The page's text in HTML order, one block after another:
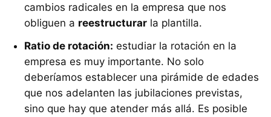
cambios radicales en la empresa que nos
obliguen a reestructurar la plantilla.
Ratio de rotación: estudiar la rotación en la
empresa es muy importante. No solo
deberíamos establecer una pirámide de edades
que nos adelanten las jubilaciones previstas,
sino que hay que atender más allá. Es posible